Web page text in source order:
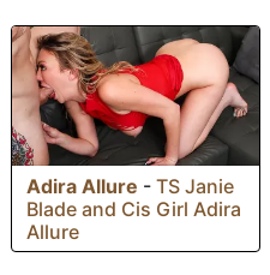
Adira Allure - TS Janie
Blade and Cis Girl Adira
Allure